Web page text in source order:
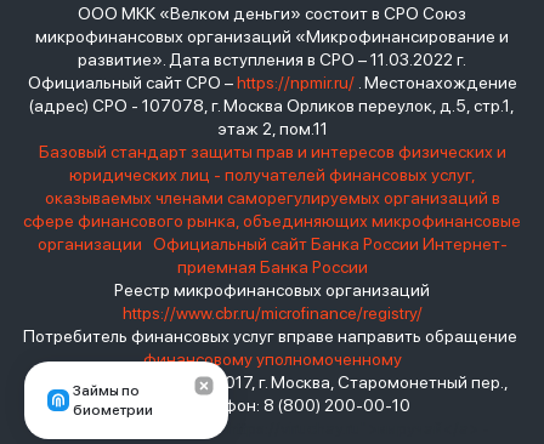
Займы по
биометрии
ООО МКК «Велком деньги» состоит в СРО Союз
микрофинансовых организаций «Микрофинансирование и
развитие». Дата вступления в СРО – 11.03.2022 г.
Официальный сайт СРО –https://npmir.ru/. Местонахождение
(адрес) СРО - 107078, г. Москва Орликов переулок, д.5, стр.1,
этаж 2, пом.11
Базовый стандарт защиты прав и интересов физических и
юридических лиц - получателей финансовых услуг,
оказываемых членами саморегулируемых организаций в
сфере финансового рынка, объединяющих микрофинансовые
организации
Официальный сайт Банка России Интернет-
приемная Банка России
Реестр микрофинансовых организаций
https://www.cbr.ru/microfinance/registry/
Потребитель финансовых услуг вправе направить обращение
финансовому уполномоченному
Место нахождения: 119017, г. Москва, Старомонетный пер.,
дом 3 Телефон: 8 (800) 200-00-10
взять займ - <a href="https://viruchay.ru">выручай</a> -